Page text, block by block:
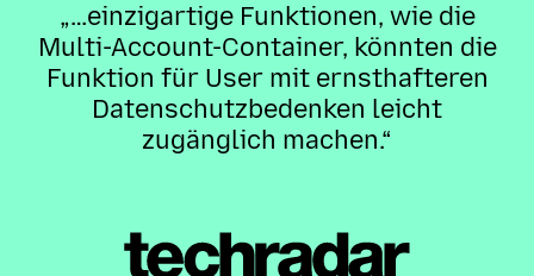
„…einzigartige Funktionen, wie die
Multi-Account-Container, könnten die
Funktion für User mit ernsthafteren
Datenschutzbedenken leicht
zugänglich machen.“